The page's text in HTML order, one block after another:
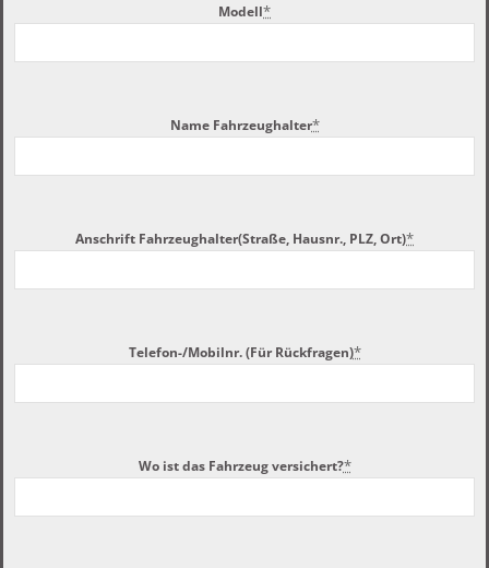
Modell*
Name Fahrzeughalter*
Anschrift Fahrzeughalter(Straße, Hausnr., PLZ, Ort)*
Telefon-/Mobilnr. (Für Rückfragen)*
Wo ist das Fahrzeug versichert?*